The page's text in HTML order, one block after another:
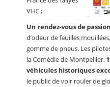
VHC ;
Un rendez-vous de
d’odeur de feuilles
gomme de pneus. Les
la Comédie de Montpellier.
véhicules historiques
le public de voir rouler de